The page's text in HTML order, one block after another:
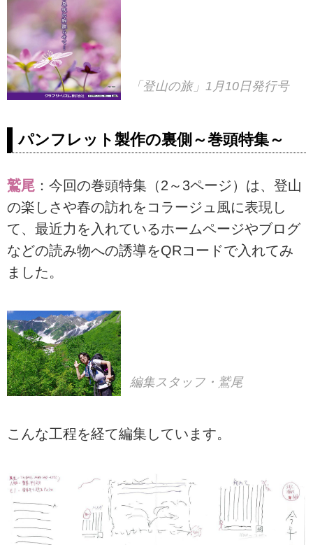
「登山の旅」1月10日発行号
パンフレット製作の裏側～巻頭特集～
鷲尾 ：今回の巻頭特集（2～3ページ）は、登山
の楽しさや春の訪れをコラージュ風に表現し
て、最近力を入れているホームページやブログ
などの読み物への誘導をQRコードで入れてみ
ました。
編集スタッフ・鷲尾
こんな工程を経て編集しています。